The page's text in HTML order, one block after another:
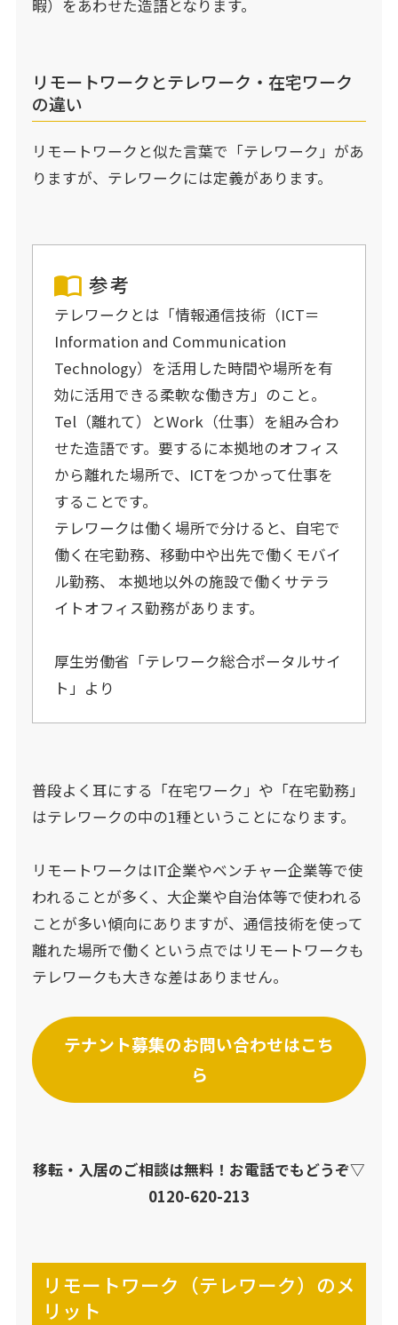
暇）をあわせた造語となります。
リモートワークとテレワーク・在宅ワーク
の違い
リモートワークと似た言葉で「テレワーク」があ
りますが、テレワークには定義があります。
参考
テレワークとは「情報通信技術（ICT＝
Information and Communication
Technology）を活用した時間や場所を有
効に活用できる柔軟な働き方」のこと。
Tel（離れて）とWork（仕事）を組み合わ
せた造語です。要するに本拠地のオフィス
から離れた場所で、ICTをつかって仕事を
することです。
テレワークは働く場所で分けると、自宅で
働く在宅勤務、移動中や出先で働くモバイ
ル勤務、 本拠地以外の施設で働くサテラ
イトオフィス勤務があります。
厚生労働省「テレワーク総合ポータルサイ
ト 」より
普段よく耳にする「在宅ワーク」や「在宅勤務」
はテレワークの中の1種ということになります。
リモートワークはIT企業やベンチャー企業等で使
われることが多く、大企業や自治体等で使われる
ことが多い傾向にありますが、通信技術を使って
離れた場所で働くという点ではリモートワークも
テレワークも大きな差はありません。
テナント募集のお問い合わせはこち
ら
移転・入居のご相談は無料！お電話でもどうぞ▽
0120-620-213
リモートワーク（テレワーク）のメ
リット